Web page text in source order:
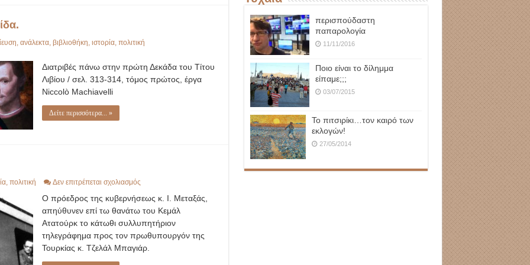
, ανάλεκτα, βιβλιοθήκη, ιστορία, πολιτική
Διατριβές πάνω στην πρώτη Δεκάδα του Τίτου
Λιβίου / σελ. 313-314, τόμος πρώτος, έργα
Niccolò Machiavelli
Δείτε περισσότερα... »
, πολιτική Δεν επιτρέπεται σχολιασμόςστο
ΕΛΛΗΝΙΚΟΝ
ΠΕΝΘΟΣ
Ο πρόεδρος της κυβερνήσεως κ. Ι. Μεταξάς,
απηύθυνεν επί τω θανάτω του Κεμάλ
Ατατούρκ το κάτωθι συλλυπητήριον
τηλεγράφημα προς τον πρωθυπουργόν της
Τουρκίας κ. Τζελάλ Μπαγιάρ.
περισπούδαστη
παπαρολογία
11/11/2016
Ποιο είναι το δίλημμα
είπαμε;;;
03/07/2015
Το πιτσιρίκι…τον καιρό των
εκλογών!
27/05/2014